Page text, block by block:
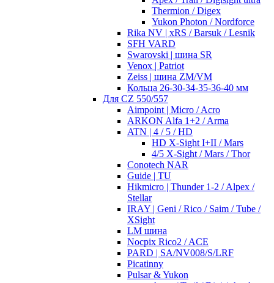
Thermion / Digex
Yukon Photon / Nordforce
Rika NV | xRS / Barsuk / Lesnik
SFH VARD
Swarovski | шина SR
Venox | Patriot
Zeiss | шина ZM/VM
Кольца 26-30-34-35-36-40 мм
Для CZ 550/557
Aimpoint | Micro / Acro
ARKON Alfa 1+2 / Arma
ATN | 4 / 5 / HD
HD X-Sight I+II / Mars
4/5 X-Sight / Mars / Thor
Conotech NAR
Guide | TU
Hikmicro | Thunder 1-2 / Alpex /
Stellar
IRAY | Geni / Rico / Saim / Tube /
XSight
LM шина
Nocpix Rico2 / ACE
PARD | SA/NV008/S/LRF
Picatinny
Pulsar & Yukon